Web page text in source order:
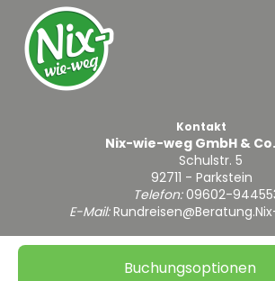
Buchungsoptionen
Kontakt
Nix-wie-weg GmbH &
Schulstr. 5
92711 - Parkstein
Telefon:09602-
E-Mail: